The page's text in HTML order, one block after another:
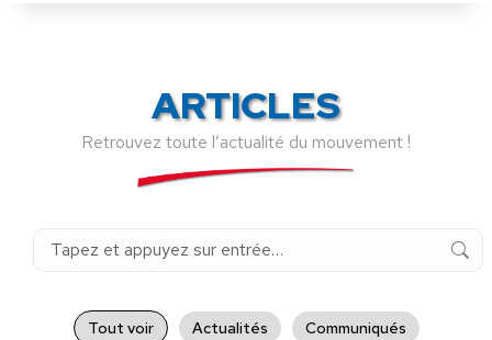
ARTICLES
Retrouvez toute l’actualité du mouvement !
Recherche
Tout voir Actualités
Communiqués